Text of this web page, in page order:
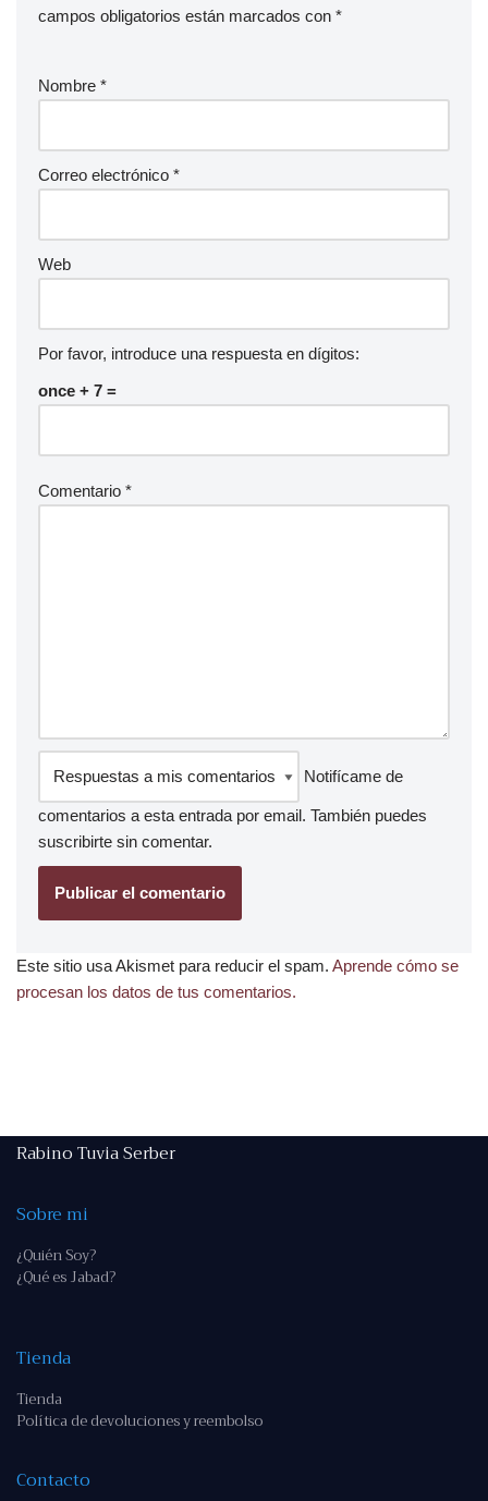
campos obligatorios están marcados con *
Nombre *
Correo electrónico *
Web
Por favor, introduce una respuesta en dígitos:
once + 7 =
Comentario *
Notifícame de
comentarios a esta entrada por email. También puedes
suscribirte sin comentar.
Este sitio usa Akismet para reducir el spam. Aprende cómo se
procesan los datos de tus comentarios.
Rabino Tuvia Serber
Sobre mi
¿Quién Soy?
¿Qué es Jabad?
Tienda
Tienda
Política de devoluciones y reembolso
Contacto